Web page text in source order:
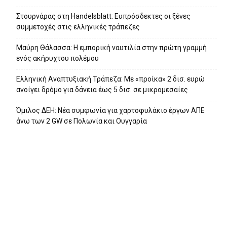
Στουρνάρας στη Handelsblatt: Ευπρόσδεκτες οι ξένες
συμμετοχές στις ελληνικές τράπεζες
Μαύρη Θάλασσα: Η εμπορική ναυτιλία στην πρώτη γραμμή
ενός ακήρυχτου πολέμου
Ελληνική Αναπτυξιακή Τράπεζα: Με «προίκα» 2 δισ. ευρώ
ανοίγει δρόμο για δάνεια έως 5 δισ. σε μικρομεσαίες
Όμιλος ΔΕΗ: Νέα συμφωνία για χαρτοφυλάκιο έργων ΑΠΕ
άνω των 2 GW σε Πολωνία και Ουγγαρία